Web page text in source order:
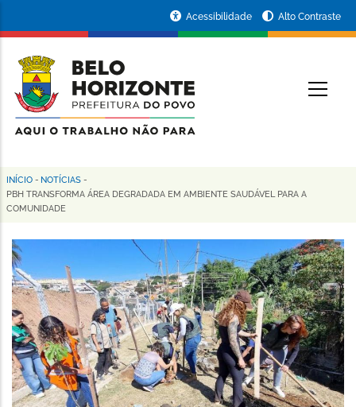
conteúdo
principal
da
Prefeitura
de
Horizonte
Acessibilidade Alto Contraste
Trilha
de
navegação
INÍCIO - NOTÍCIAS -
PBH TRANSFORMA ÁREA DEGRADADA EM AMBIENTE SAUDÁVEL PARA A
COMUNIDADE